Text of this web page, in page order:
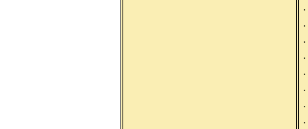
.
.
.
.
.
.
.
.